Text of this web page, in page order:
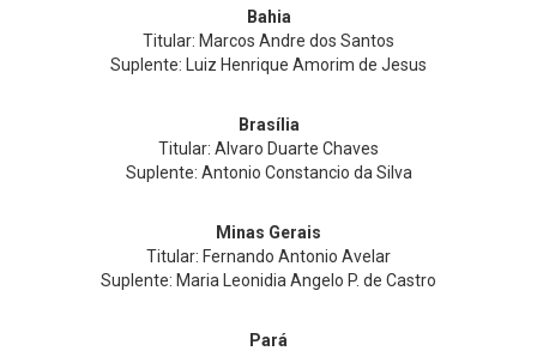
Bahia
Titular: Marcos Andre dos Santos
Suplente: Luiz Henrique Amorim de Jesus
Brasília
Titular: Alvaro Duarte Chaves
Suplente: Antonio Constancio da Silva
Minas Gerais
Titular: Fernando Antonio Avelar
Suplente: Maria Leonidia Angelo P. de Castro
Pará